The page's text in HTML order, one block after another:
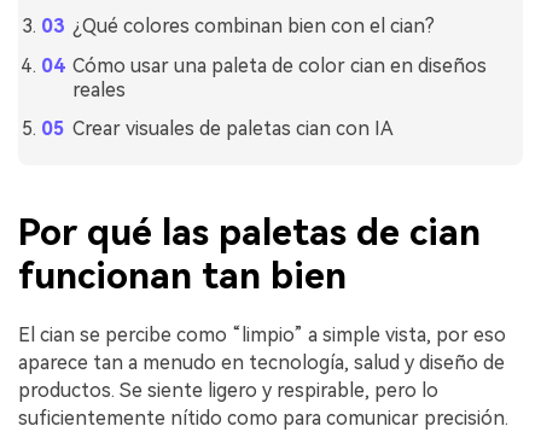
¿Qué colores combinan bien con el cian?
Cómo usar una paleta de color cian en diseños
reales
Crear visuales de paletas cian con IA
Por qué las paletas de cian
funcionan tan bien
El cian se percibe como “limpio” a simple vista, por eso
aparece tan a menudo en tecnología, salud y diseño de
productos. Se siente ligero y respirable, pero lo
suficientemente nítido como para comunicar precisión.